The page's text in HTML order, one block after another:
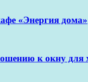
«Энергия дома»
к окну